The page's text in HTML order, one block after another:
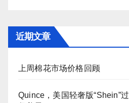
近期文章
上周棉花市场价格回顾
Quince，美国轻奢版“Shein”